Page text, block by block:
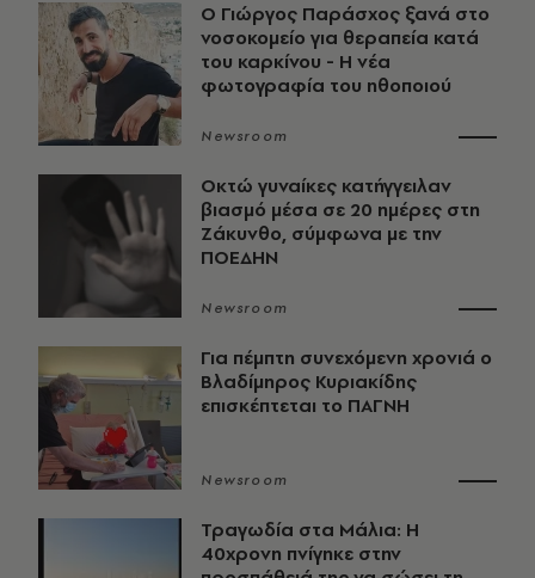
O Γιώργος Παράσχος ξανά στο
νοσοκομείο για θεραπεία κατά
του καρκίνου - Η νέα
φωτογραφία του ηθοποιού
Newsroom
Οκτώ γυναίκες κατήγγειλαν
βιασμό μέσα σε 20 ημέρες στη
Ζάκυνθο, σύμφωνα με την
ΠΟΕΔΗΝ
Newsroom
Για πέμπτη συνεχόμενη χρονιά ο
Βλαδίμηρος Κυριακίδης
επισκέπτεται το ΠΑΓΝΗ
Newsroom
Τραγωδία στα Μάλια: Η
40χρονη πνίγηκε στην